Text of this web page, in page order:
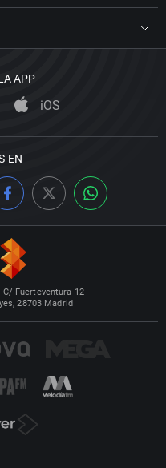
APP
iOS
EN
C/ Fuerteventura 12
28703 Madrid